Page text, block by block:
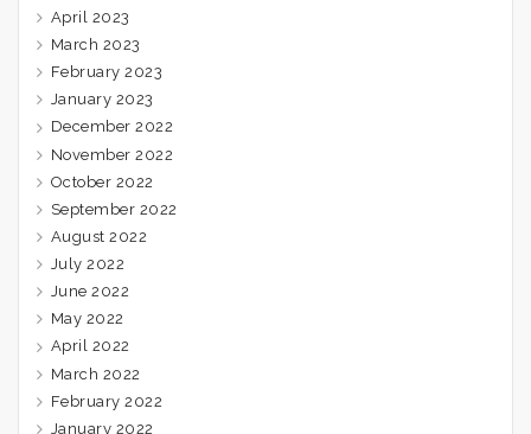
April 2023
March 2023
February 2023
January 2023
December 2022
November 2022
October 2022
September 2022
August 2022
July 2022
June 2022
May 2022
April 2022
March 2022
February 2022
January 2022